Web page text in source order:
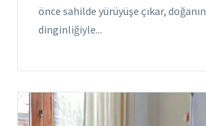
önce sahilde yürüyüşe çıkar, doğanın
dinginliğiyle...